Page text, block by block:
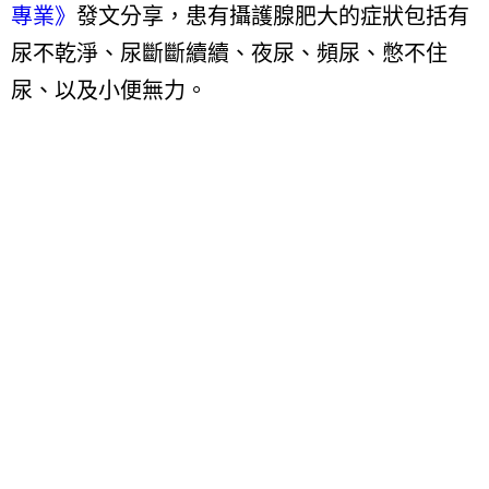
專業》 發文分享，患有攝護腺肥大的症狀包括有
尿不乾淨 、 尿斷斷續續、夜尿 、 頻尿 、 憋不住
尿、以及小便無力。